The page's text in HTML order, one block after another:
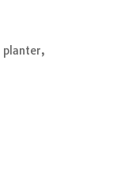
planter,